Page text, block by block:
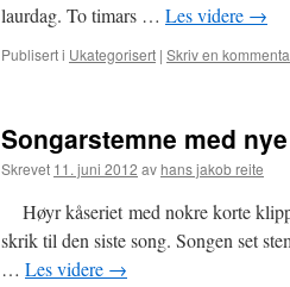
laurdag. To timars … Les videre →
Publisert i Ukategorisert | Skriv en
Songarstemne med
Skrevet 11. juni 2012 av hans jakob reite
Høyr kåseriet med nokre korte
skrik til den siste song. Songen set
… Les videre →